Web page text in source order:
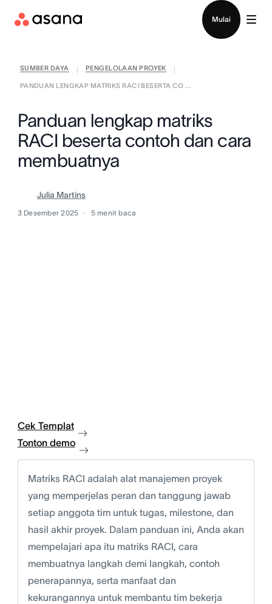
Mulai
SUMBER DAYA PENGELOLAAN PROYEK
PANDUAN LENGKAP MATRIKS RACI BESERTA CO ...
Panduan lengkap matriks
RACI beserta contoh dan cara
membuatnya
Julia Martins
3 Desember 2025 5 menit baca
Cek Templat
Tonton demo
Matriks RACI adalah alat manajemen proyek
yang memperjelas peran dan tanggung jawab
setiap anggota tim untuk tugas, milestone, dan
hasil akhir proyek. Dalam panduan ini, Anda akan
mempelajari apa itu matriks RACI, cara
membuatnya langkah demi langkah, contoh
penerapannya, serta manfaat dan
kekurangannya untuk membantu tim bekerja